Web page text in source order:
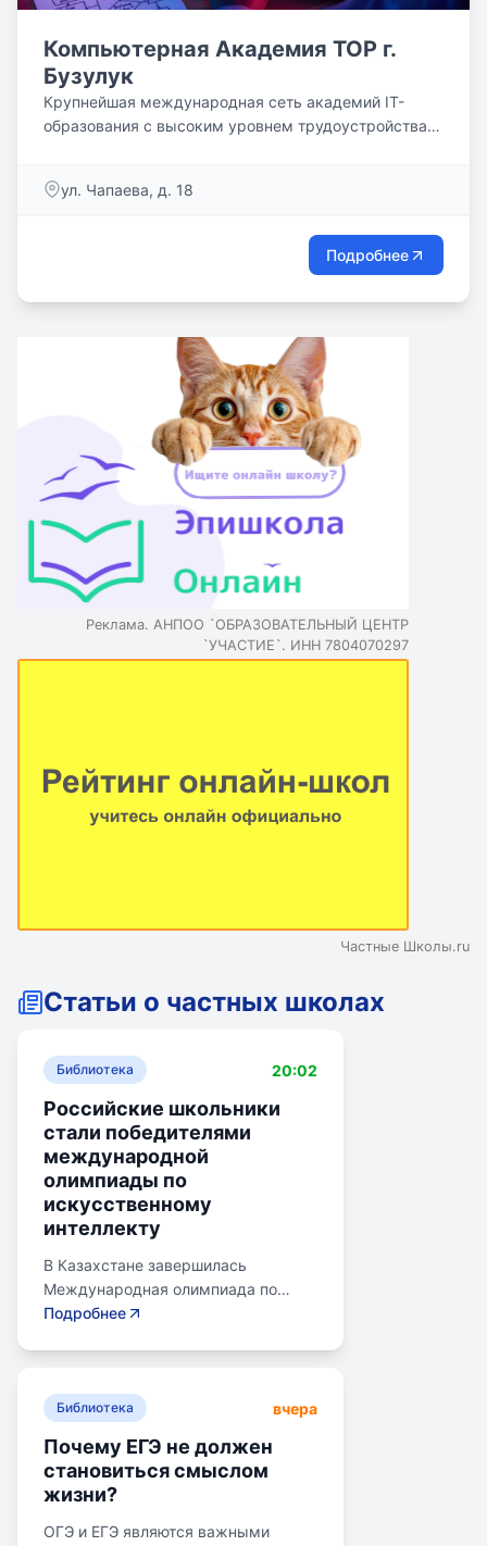
Компьютерная Академия TOP г.
Бузулук
Крупнейшая международная сеть академий IT-
образования с высоким уровнем трудоустройства
ул. Чапаева, д. 18
Подробнее
Реклама. АНПОО `ОБРАЗОВАТЕЛЬНЫЙ ЦЕНТР
`УЧАСТИЕ`. ИНН 7804070297
Частные Школы.ru
Статьи о частных школах
Библиотека 20:02
Российские школьники
стали победителями
международной
олимпиады по
искусственному
интеллекту
В Казахстане завершилась
Международная олимпиада по
искусственному интеллекту.
бронзовую медаль. Олимпиада
стран, заняв второе место по числу
участников. Награды получили
Артем Горохов, Михаил Вершинин,
Елисей Кирпиченко и другие.
Подробнее
Библиотека вчера
Почему ЕГЭ не должен
становиться смыслом
жизни?
ОГЭ и ЕГЭ являются важными